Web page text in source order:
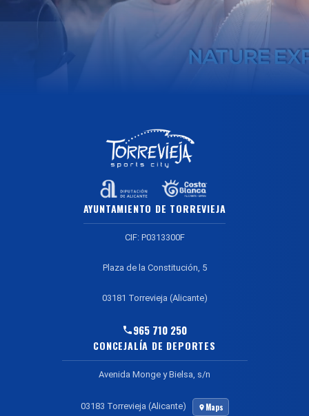
AYUNTAMIENTO DE TORREVIEJA
CIF: P0313300F
Plaza de la Constitución, 5
03181 Torrevieja (Alicante)
965 710 250
CONCEJALÍA DE DEPORTES
Avenida Monge y Bielsa, s/n
03183 Torrevieja (Alicante) Maps